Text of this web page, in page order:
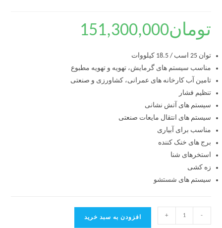
تومان151,300,000
توان 25 اسب / 18.5 کیلووات
مناسب سیستم های گرمایش، تهویه و تهویه مطبوع
تامین آب کارخانه های عمرانی، کشاورزی و صنعتی
تنظیم فشار
سیستم های آتش نشانی
سیستم های انتقال مایعات صنعتی
مناسب برای آبیاری
برج های خنک کننده
استخرهای شنا
زه کشی
سیستم های شستشو
-
+ افزودن به سبد خرید